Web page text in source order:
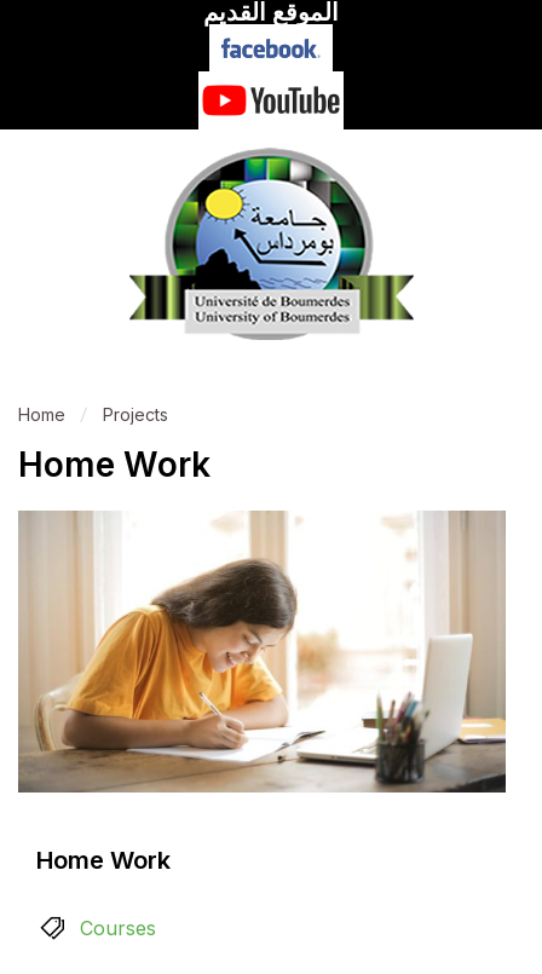
الموقع القديم
Home Projects
Home Work
Home Work
Courses